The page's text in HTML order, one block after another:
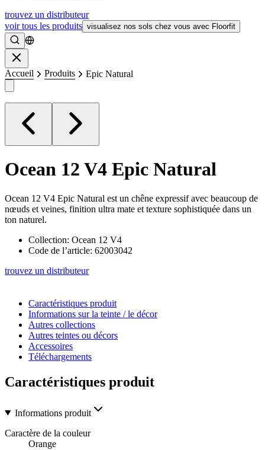
trouvez un distributeur
voir tous les produits visualisez nos sols chez vous avec Floorfit
Rechercher
Accueil Produits Epic Natural
Ocean 12 V4 Epic Natural
Ocean 12 V4 Epic Natural est un chêne expressif avec beaucoup de
nœuds et veines, finition ultra mate et texture sophistiquée dans un
ton naturel.
Collection: Ocean 12 V4
Code de l’article: 62003042
trouvez un distributeur
Caractéristiques produit
Informations sur la teinte / le décor
Autres collections
Autres teintes ou décors
Accessoires
Téléchargements
Caractéristiques produit
Informations produit
Caractère de la couleur
Orange